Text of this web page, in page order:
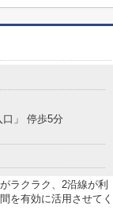
口」 停歩5分
ラクラク、2沿線が利
を有効に活用させてく